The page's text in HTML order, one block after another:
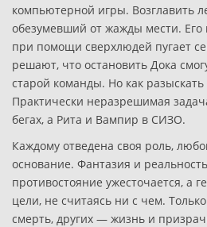
компьютерной игры. Возглавить
обезумевший от жажды мести. Его
при помощи сверхлюдей пугает
решают, что остановить Дока
старой команды. Но как
Практически неразрешимая
бегах, а Рита и Вампир в СИЗО.
Каждому отведена своя роль,
основание. Фантазия и
противостояние ужесточается, а
цели, не считаясь ни с чем.
смерть, других — жизнь и